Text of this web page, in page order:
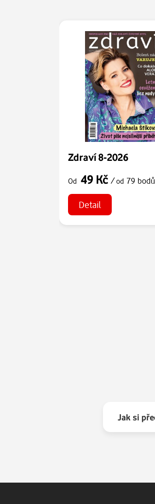
Zdraví 8-2026
Od 49 Kč /od 79 bodů
Detail
Jak si